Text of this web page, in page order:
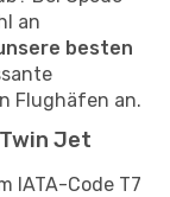
an
besten
Flughäfen an.
Jet
IATA-Code T7